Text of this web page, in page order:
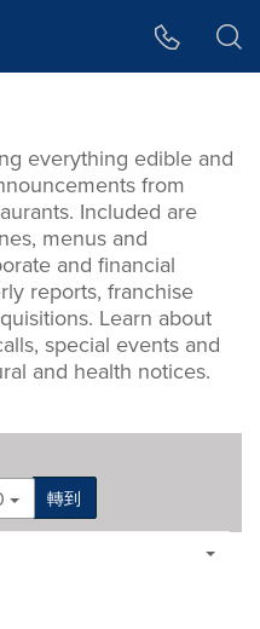
everything edible and
from
Included are
menus and
and financial
reports, franchise
Learn about
special events and
and health notices.
轉到